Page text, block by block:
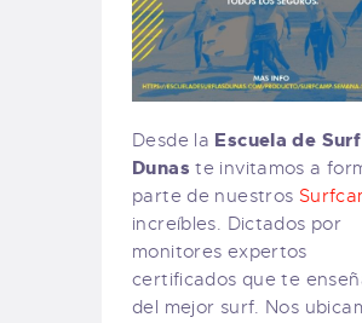
Desde la Escuela de
Dunas te invitamos a
parte de nuestros
increíbles. Dictados por
monitores expertos
certificados que te
del mejor surf. Nos